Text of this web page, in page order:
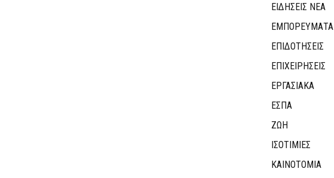
ΕΙΔΗΣΕΙΣ ΝΕΑ
ΕΜΠΟΡΕΥΜΑΤΑ
ΕΠΙΔΟΤΗΣΕΙΣ
ΕΠΙΧΕΙΡΗΣΕΙΣ
ΕΡΓΑΣΙΑΚΑ
ΕΣΠΑ
ΖΩΗ
ΙΣΟΤΙΜΙΕΣ
ΚΑΙΝΟΤΟΜΊΑ